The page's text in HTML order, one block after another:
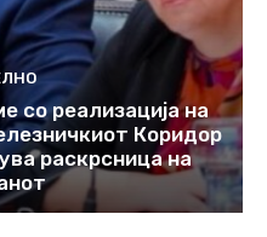
со реализација на
Коридор
раскрсница на